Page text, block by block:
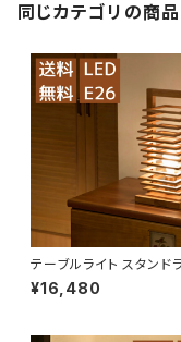
同じカテゴリの商品
テーブルライト スタンド
ED LBMT-GL【送料無料
¥16,480